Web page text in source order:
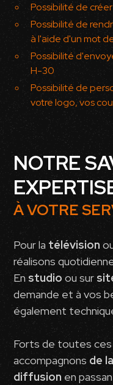
Possibilité de
Possibilité de
à l'aide d'un mot
Possibilité
H-30
Possibilité de
votre logo, vos
NOTRE
À VOTRE
Pour la télévision
réalisons
Enstudio ou sur
demande et à vos
également
Forts de toutes ces
accompagnons de
diffusion en